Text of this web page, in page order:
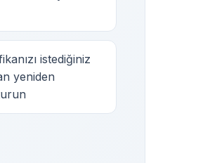
istediğiniz
yeniden